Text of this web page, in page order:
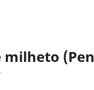
milheto